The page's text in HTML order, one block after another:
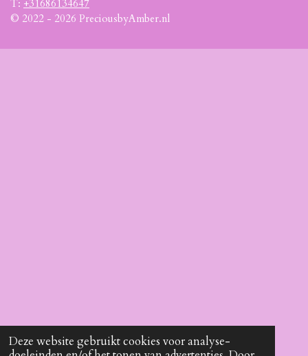
Deze website gebruikt cookies voor analyse-
T: +31686134647
© 2022 - 2026 PreciousbyAmber.nl